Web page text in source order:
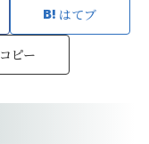
はてブ
コピー